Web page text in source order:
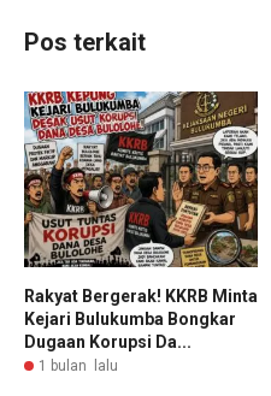
Pos terkait
Rakyat Bergerak! KKRB Minta
Kejari Bulukumba Bongkar
Dugaan Korupsi Da...
1 bulan lalu